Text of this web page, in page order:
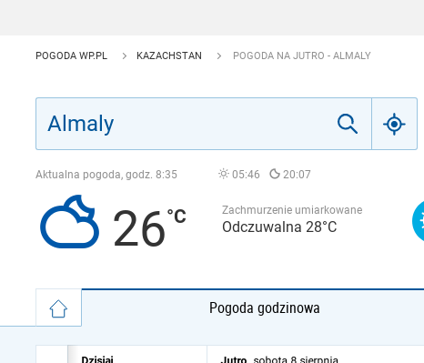
POGODA WP.PL KAZACHSTAN POGODA NA JUTRO - ALMALY
Aktualna pogoda, godz. 8:35 05:46 20:07
26 Zachmurzenie umiarkowane
Odczuwalna 28°C
Pogoda godzinowa